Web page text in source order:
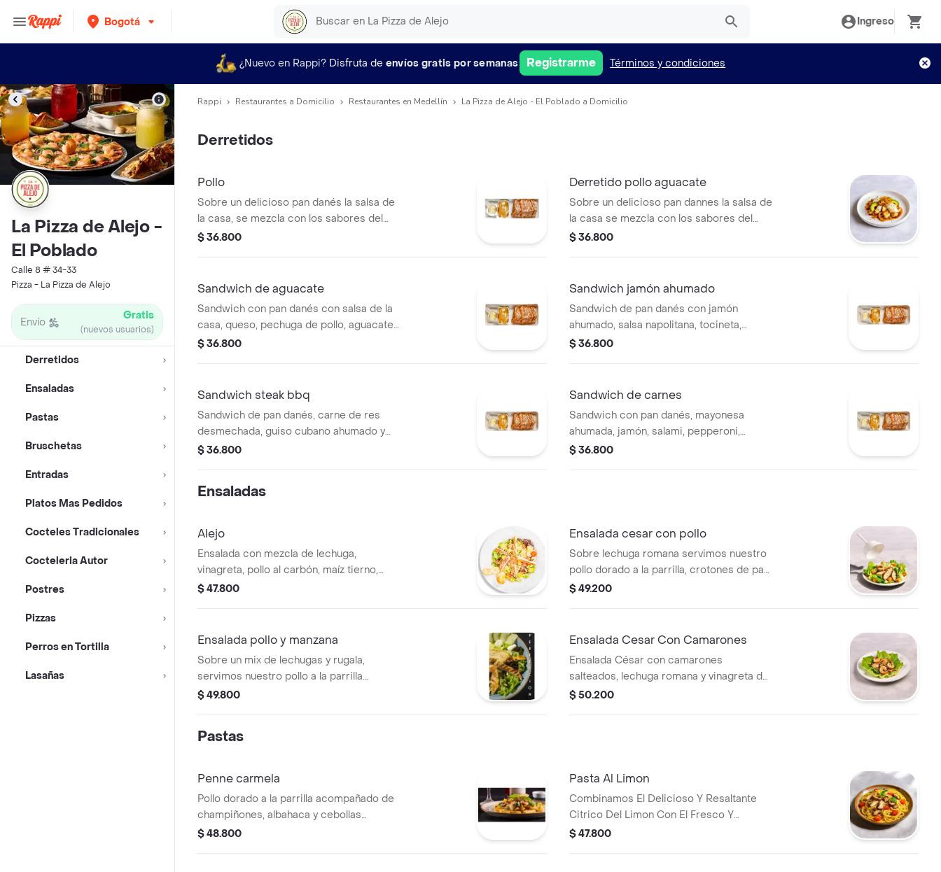
Bogotá Ingreso
¿Nuevo en Rappi? Disfruta de envíos gratis por semanas Registrarme Términos y condiciones
La Pizza de Alejo -
El Poblado
Calle 8 # 34-33
Pizza - La Pizza de Alejo
Envío Gratis
(nuevos usuarios)
Derretidos
Ensaladas
Pastas
Bruschetas
Entradas
Platos Mas Pedidos
Cocteles Tradicionales
Cocteleria Autor
Postres
Pizzas
Perros en Tortilla
Lasañas
Rappi Restaurantes a Domicilio Restaurantes en Medellín La Pizza de Alejo - El Poblado a Domicilio
Derretidos
Pollo
Sobre un delicioso pan danés la salsa de
la casa, se mezcla con los sabores del
queso mozzarella, el pollo al carbón y los
$ 36.800
Derretido pollo aguacate
Sobre un delicioso pan dannes la salsa de
la casa se mezcla con los sabores del
queso mozarella, la pechuga de pollo, las
$ 36.800
Sandwich de aguacate
Sandwich con pan danés con salsa de la
casa, queso, pechuga de pollo, aguacate
y la cebolla caramelizada.
$ 36.800
Sandwich jamón ahumado
Sandwich de pan danés con jamón
ahumado, salsa napolitana, tocineta,
tomates y pimentón fresco.
$ 36.800
Sandwich steak bbq
Sandwich de pan danés, carne de res
desmechada, guiso cubano ahumado y
queso.
$ 36.800
Sandwich de carnes
Sandwich con pan danés, mayonesa
ahumada, jamón, salami, pepperoni,
queso y tocineta.
$ 36.800
Ensaladas
Alejo
Ensalada con mezcla de lechuga,
vinagreta, pollo al carbón, maíz tierno,
tomate cherry, tocineta, aguacate en
$ 47.800
Ensalada cesar con pollo
Sobre lechuga romana servimos nuestro
pollo dorado a la parrilla, crotones de pan
aderezado con nuestra vinagreta cesar y
$ 49.200
Ensalada pollo y manzana
Sobre un mix de lechugas y rugala,
servimos nuestro pollo a la parrilla
acompañado de lonjas de manzana,
$ 49.800
Ensalada Cesar Con Camarones
Ensalada César con camarones
salteados, lechuga romana y vinagreta de
la casa.
$ 50.200
Pastas
Penne carmela
Pollo dorado a la parrilla acompañado de
champiñones, albahaca y cebollas
caramelizadas en nuestra salsa alfredo
$ 48.800
Pasta Al Limon
Combinamos El Delicioso Y Resaltante
Citrico Del Limon Con El Fresco Y
Ahumado De Nuestro Pollo Al Carbon
$ 47.800